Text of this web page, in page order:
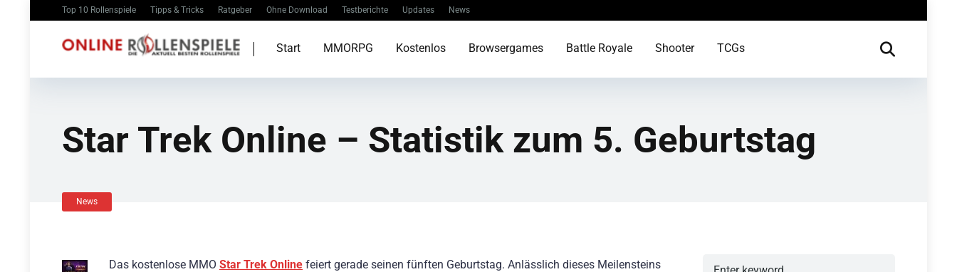
Top 10 Rollenspiele Tipps & Tricks Ratgeber Ohne Download Testberichte Updates News
Start MMORPG Kostenlos Browsergames Battle Royale Shooter TCGs
Star Trek Online – Statistik zum 5. Geburtstag
News
Das kostenlose MMO Star Trek Online feiert gerade seinen fünften Geburtstag. Anlässlich dieses Meilensteins